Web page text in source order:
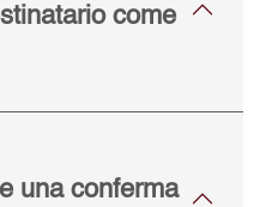
come
una conferma